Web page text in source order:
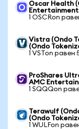
Oscar Health
1 OSCRon
Vistra (Ondo
(Ondo
1 VSTon равен
ProShares
AMC
1 SQQQon
Terawulf
(Ondo
1 WULFon